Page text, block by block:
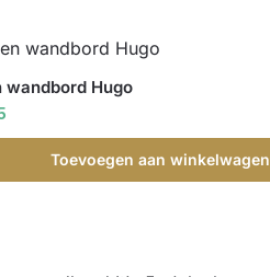
wandbord Hugo
Toevoegen aan winkelwagen